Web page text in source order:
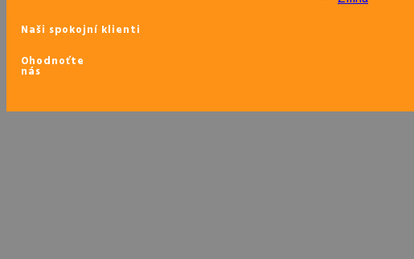
Naši spokojní klienti
Ohodnoťte
nás